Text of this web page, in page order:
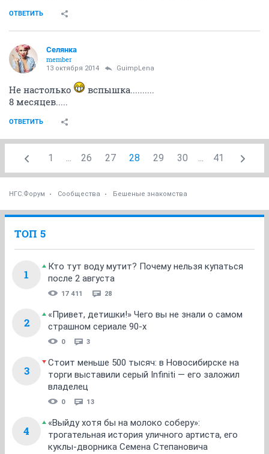
ОТВЕТИТЬ
Сeлянка
member
13 октября 2014 GuimpLena
Не настолько
вспышка..........
8 месяцев.....
ОТВЕТИТЬ
1 ... 26 27 28 29 30 ... 41
НГС.Форум Сообщества Бешеные знакомства
ТОП 5
1
Кто тут воду мутит? Почему нельзя купаться
после 2 августа
17 411 28
2
«Привет, детишки!» Чего вы не знали о самом
страшном сериале 90-х
0 3
3
Стоит меньше 500 тысяч: в Новосибирске на
торги выставили серый Infiniti — его заложил
владелец
0 13
4
«Выйду хотя бы на молоко соберу»:
трогательная история уличного артиста, его
куклы-дворника Семена Степановича